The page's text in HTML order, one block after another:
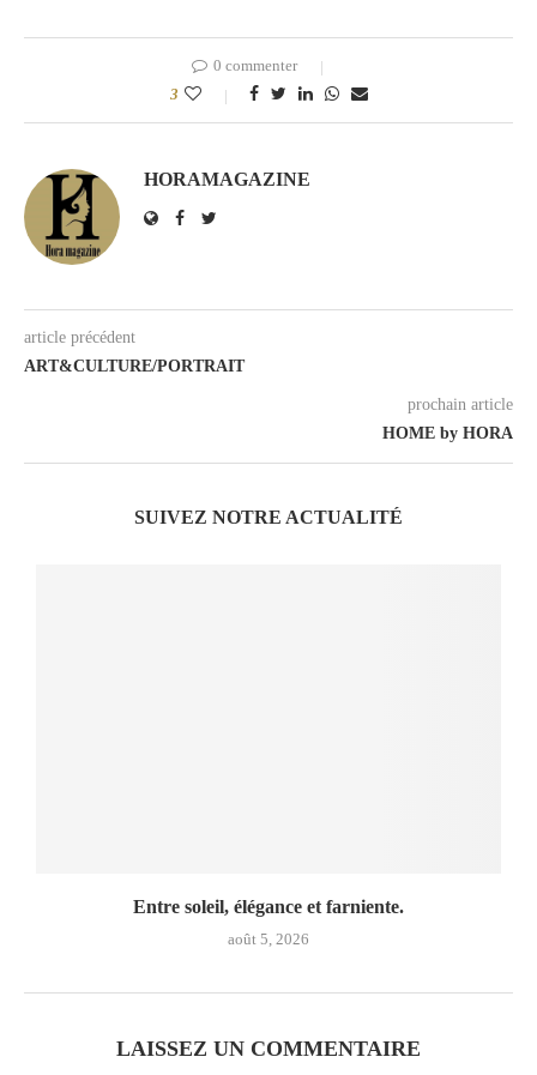
0 commenter
3
HORAMAGAZINE
article précédent
ART&CULTURE/PORTRAIT
prochain article
HOME by HORA
SUIVEZ NOTRE ACTUALITÉ
Entre soleil, élégance et farniente.
août 5, 2026
LAISSEZ UN COMMENTAIRE